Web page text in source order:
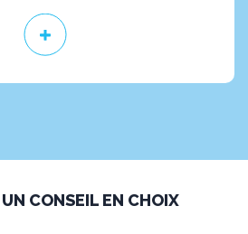
CONSEIL EN CHOIX